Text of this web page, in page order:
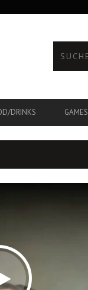
DRINKS GAMES